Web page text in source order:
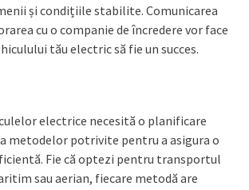
și condițiile stabilite. Comunicarea
cu o companie de încredere vor face
tău electric să fie un succes.
electrice necesită o planificare
metodelor potrivite pentru a asigura o
Fie că optezi pentru transportul
sau aerian, fiecare metodă are